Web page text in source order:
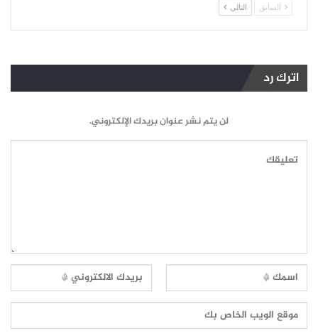
السابق التالي
اترك رد
لن يتم نشر عنوان بريدك الإلكتروني.